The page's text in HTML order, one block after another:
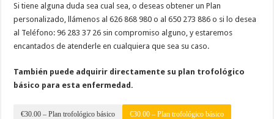
Si tiene alguna duda sea cual sea, o deseas obtener un Plan
personalizado, llámenos al 626 868 980 o al 650 273 886 o si lo desea
al Teléfono: 96 283 37 26 sin compromiso alguno, y estaremos
encantados de atenderle en cualquiera que sea su caso.
También puede adquirir directamente su plan trofológico
básico para esta enfermedad.
€30.00 – Plan trofológico básico